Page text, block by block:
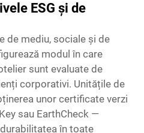
ESG și de
de mediu, sociale și de
modul în care
sunt evaluate de
corporativi. Unitățile de
unor certificate verzi
sau EarthCheck —
în toate